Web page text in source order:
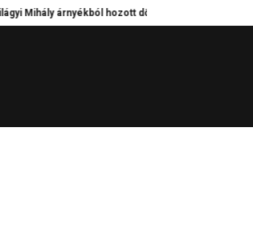
árnyékból hozott döntései – Kik tartották egyben a